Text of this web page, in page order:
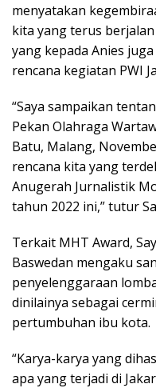
menyatakan
kita yang terus
yang kepada Anies
rencana kegiatan PWI
“Saya sampaikan
Pekan Olahraga
Batu, Malang,
rencana kita yang
Anugerah Jurnalistik
tahun 2022 ini,” tutur
Terkait MHT Award,
Baswedan mengaku
penyelenggaraan
dinilainya sebagai
pertumbuhan ibu kota.
“Karya-karya yang
apa yang terjadi di